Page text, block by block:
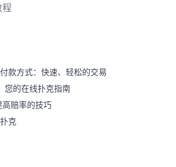
款方式：快速、轻松的交易
您的在线扑克指南
赔率的技巧
克